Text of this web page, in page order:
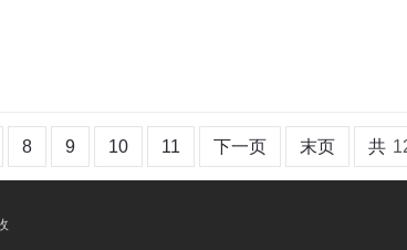
8 9 10 11 下一页 末页 共